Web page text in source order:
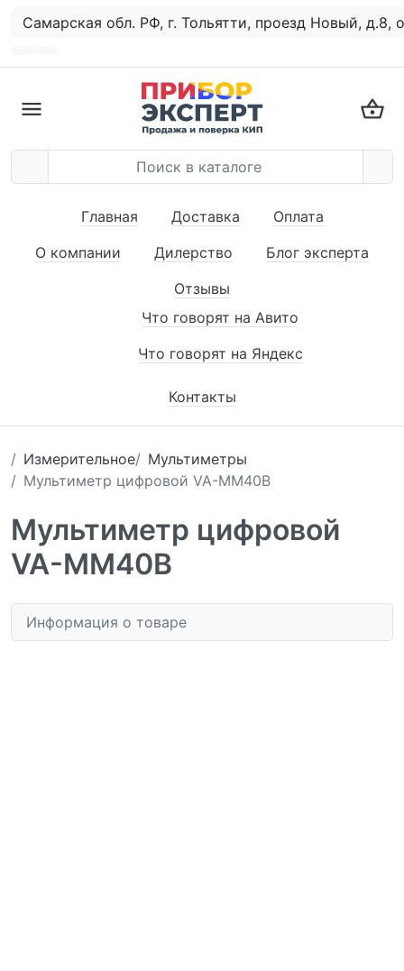
Самарская обл. РФ, г. Тольятти, проезд Новый, д.8,
Главная Доставка
Оплата
О компании
Дилерство
Блог эксперта
Отзывы
Что говорят на Авито
Что говорят на Яндекс
Контакты
Измерительное
Мультиметры
Мультиметр цифровой VA-MM40В
Мультиметр цифровой
VA-MM40В
Информация о товаре